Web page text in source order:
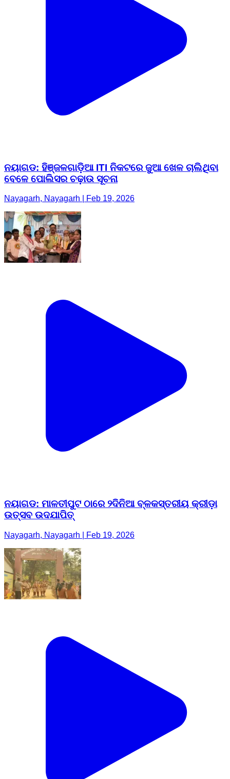
ନୟାଗଡ: ହିଞ୍ଜଳଗାଡ଼ିଆ ITI ନିକଟରେ ଜୁଆ ଖେଳ ଚାଲିଥିବା
ବେଳେ ପୋଲିସର ଚଢ଼ାଉ ସୂଚନା
Nayagarh, Nayagarh | Feb 19, 2026
ନୟାଗଡ: ମାଳତୀପୁଟ ଠାରେ ୨ଦିନିଆ ବ୍ଳକସ୍ତରୀୟ କ୍ରୀଡ଼ା
ଉତ୍ସବ ଉଦଯାପିତ୍‌
Nayagarh, Nayagarh | Feb 19, 2026